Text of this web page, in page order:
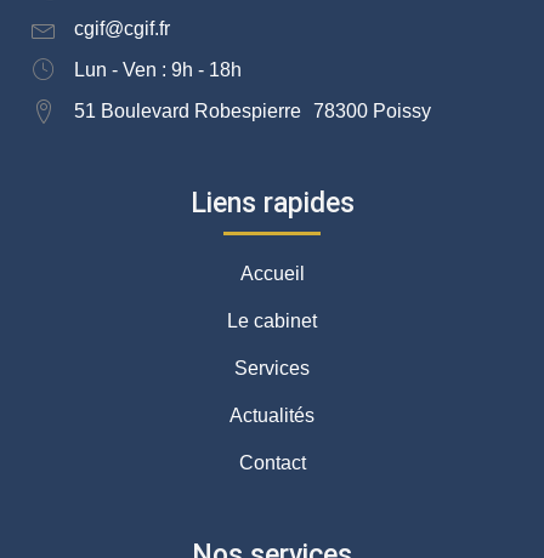
cgif@cgif.fr
Lun - Ven : 9h - 18h
51 Boulevard Robespierre 78300 Poissy
Liens rapides
Accueil
Le cabinet
Services
Actualités
Contact